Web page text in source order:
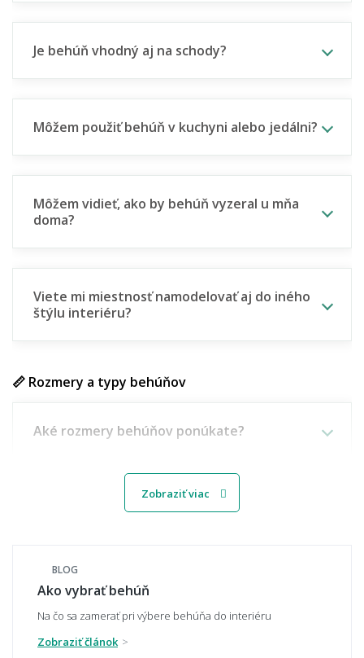
Je behúň vhodný aj na schody?
Môžem použiť behúň v kuchyni alebo jedálni?
Môžem vidieť, ako by behúň vyzeral u mňa
doma?
Viete mi miestnosť namodelovať aj do iného
štýlu interiéru?
📏 Rozmery a typy behúňov
Aké rozmery behúňov ponúkate?
Aký je rozdiel medzi kusovým behúňom a
Ako dlhý behúň na mieru môžem objednať?
Zobraziť viac
BLOG
Ako vybrať behúň
Na čo sa zamerať pri výbere behúňa do interiéru
Zobraziť článok